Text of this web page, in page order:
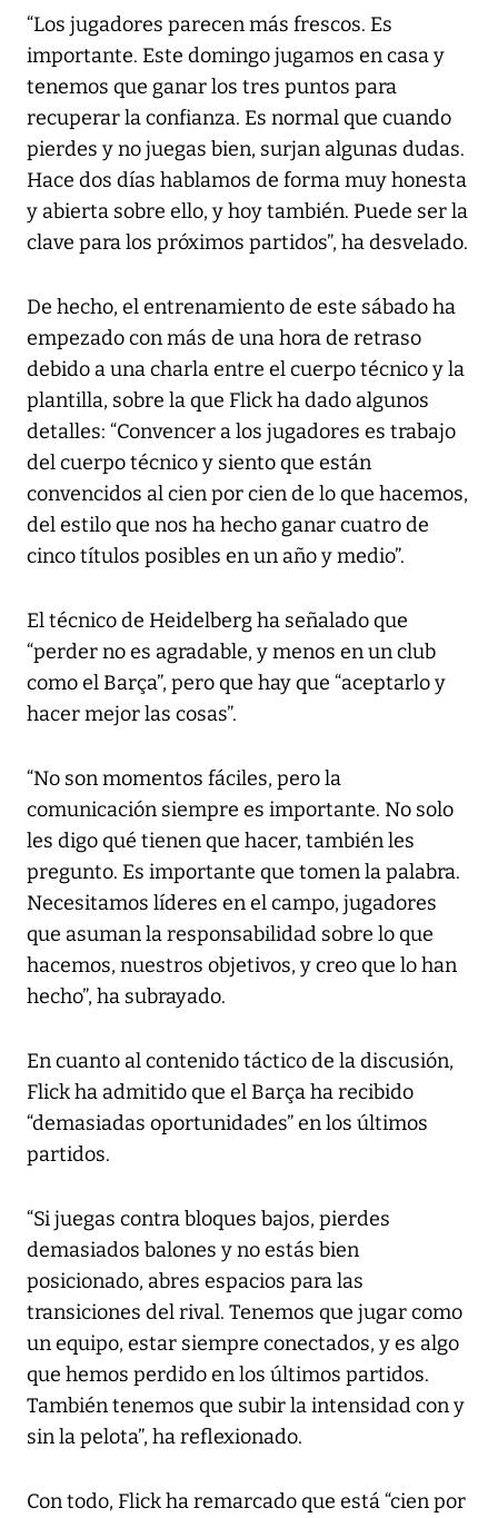
“Los jugadores parecen más frescos. Es
importante. Este domingo jugamos en casa y
tenemos que ganar los tres puntos para
recuperar la confianza. Es normal que cuando
pierdes y no juegas bien, surjan algunas dudas.
Hace dos días hablamos de forma muy honesta
y abierta sobre ello, y hoy también. Puede ser la
clave para los próximos partidos”, ha desvelado.
De hecho, el entrenamiento de este sábado ha
empezado con más de una hora de retraso
debido a una charla entre el cuerpo técnico y la
plantilla, sobre la que Flick ha dado algunos
detalles: “Convencer a los jugadores es trabajo
del cuerpo técnico y siento que están
convencidos al cien por cien de lo que hacemos,
del estilo que nos ha hecho ganar cuatro de
cinco títulos posibles en un año y medio”.
El técnico de Heidelberg ha señalado que
“perder no es agradable, y menos en un club
como el Barça”, pero que hay que “aceptarlo y
hacer mejor las cosas”.
“No son momentos fáciles, pero la
comunicación siempre es importante. No solo
les digo qué tienen que hacer, también les
pregunto. Es importante que tomen la palabra.
Necesitamos líderes en el campo, jugadores
que asuman la responsabilidad sobre lo que
hacemos, nuestros objetivos, y creo que lo han
hecho”, ha subrayado.
En cuanto al contenido táctico de la discusión,
Flick ha admitido que el Barça ha recibido
“demasiadas oportunidades” en los últimos
partidos.
“Si juegas contra bloques bajos, pierdes
demasiados balones y no estás bien
posicionado, abres espacios para las
transiciones del rival. Tenemos que jugar como
un equipo, estar siempre conectados, y es algo
que hemos perdido en los últimos partidos.
También tenemos que subir la intensidad con y
sin la pelota”, ha reflexionado.
Con todo, Flick ha remarcado que está “cien por